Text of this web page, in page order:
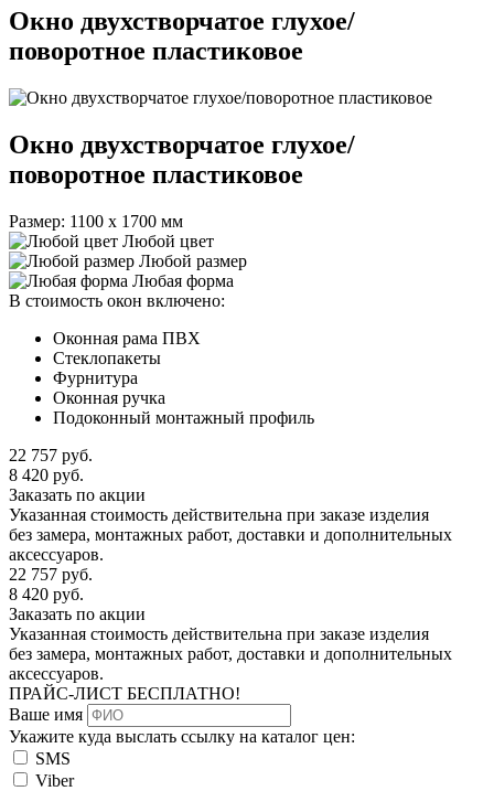
Окно двухстворчатое глухое/
поворотное пластиковое
Окно двухстворчатое глухое/
поворотное пластиковое
Размер: 1100 х 1700 мм
Любой цвет
Любой размер
Любая форма
В стоимость окон включено:
Оконная рама ПВХ
Стеклопакеты
Фурнитура
Оконная ручка
Подоконный монтажный профиль
22 757 руб.
8 420 руб.
Заказать по акции
Указанная стоимость действительна при заказе изделия
без замера, монтажных работ, доставки и дополнительных
аксессуаров.
22 757 руб.
8 420 руб.
Заказать по акции
Указанная стоимость действительна при заказе изделия
без замера, монтажных работ, доставки и дополнительных
аксессуаров.
ПРАЙС-ЛИСТ БЕСПЛАТНО!
Ваше имя
Укажите куда выслать ссылку на каталог цен:
SMS
Viber